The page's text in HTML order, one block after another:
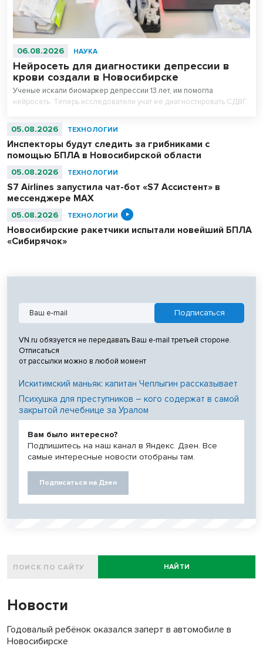
06.08.2026 НАУКА
Нейросеть для диагностики депрессии в
крови создали в Новосибирске
Ученые искали биомаркер депрессии 13 лет, им помогла
нейросеть. Теперь исследователи учат ее диагностировать СДВГ.
05.08.2026 ТЕХНОЛОГИИ
Инспекторы будут следить за грибниками с
помощью БПЛА в Новосибирской области
05.08.2026 ТЕХНОЛОГИИ
S7 Airlines запустила чат-бот «S7 Ассистент» в
мессенджере MAX
05.08.2026 ТЕХНОЛОГИИ
Новосибирские ракетчики испытали новейший БПЛА
«Сибирячок»
VN.ru обязуется не передавать Ваш e-mail третьей стороне.
Отписаться
от рассылки можно в любой момент
Искитимский маньяк: капитан Чеплыгин рассказывает
Психушка для преступников – кого содержат в самой
закрытой лечебнице за Уралом
Вам было интересно?
Подпишитесь на наш канал в Яндекс. Дзен. Все
самые интересные новости отобраны там.
Подписаться на Дзен
НАЙТИ
Новости
Годовалый ребёнок оказался заперт в автомобиле в
Новосибирске